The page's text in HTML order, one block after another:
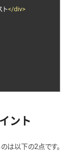
ト</div>
ント
は以下の2点です。